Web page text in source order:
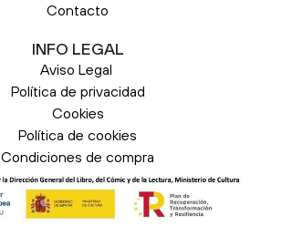
Contacto
INFO LEGAL
Aviso Legal
Política de privacidad
Cookies
Política de cookies
Condiciones de compra